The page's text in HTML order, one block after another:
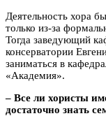
Деятельность хора
только из-за
Тогда заведующий
консерватории
заниматься в
«Академия».
– Все ли хористы
достаточно знать